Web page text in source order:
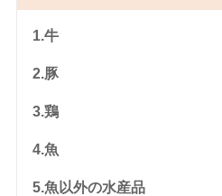
1.牛
2.豚
3.鶏
4.魚
5.魚以外の水産品